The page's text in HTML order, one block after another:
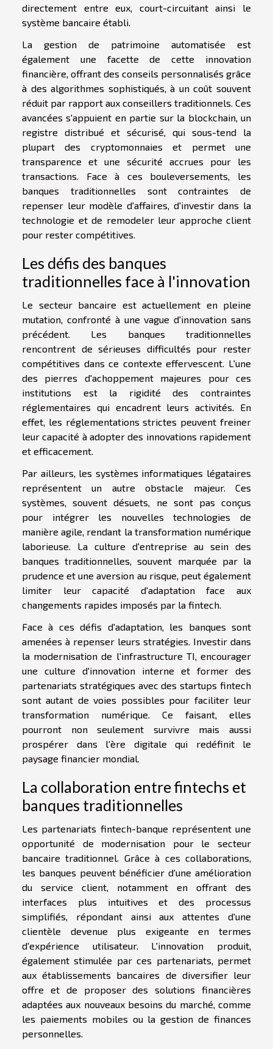
directement entre eux, court-circuitant ainsi le
système bancaire établi.
La gestion de patrimoine automatisée est
également une facette de cette innovation
financière, offrant des conseils personnalisés grâce
à des algorithmes sophistiqués, à un coût souvent
réduit par rapport aux conseillers traditionnels. Ces
avancées s'appuient en partie sur la blockchain, un
registre distribué et sécurisé, qui sous-tend la
plupart des cryptomonnaies et permet une
transparence et une sécurité accrues pour les
transactions. Face à ces bouleversements, les
banques traditionnelles sont contraintes de
repenser leur modèle d'affaires, d'investir dans la
technologie et de remodeler leur approche client
pour rester compétitives.
Les défis des banques
traditionnelles face à l'innovation
Le secteur bancaire est actuellement en pleine
mutation, confronté à une vague d'innovation sans
précédent. Les banques traditionnelles
rencontrent de sérieuses difficultés pour rester
compétitives dans ce contexte effervescent. L'une
des pierres d'achoppement majeures pour ces
institutions est la rigidité des contraintes
réglementaires qui encadrent leurs activités. En
effet, les réglementations strictes peuvent freiner
leur capacité à adopter des innovations rapidement
et efficacement.
Par ailleurs, les systèmes informatiques légataires
représentent un autre obstacle majeur. Ces
systèmes, souvent désuets, ne sont pas conçus
pour intégrer les nouvelles technologies de
manière agile, rendant la transformation numérique
laborieuse. La culture d'entreprise au sein des
banques traditionnelles, souvent marquée par la
prudence et une aversion au risque, peut également
limiter leur capacité d'adaptation face aux
changements rapides imposés par la fintech.
Face à ces défis d'adaptation, les banques sont
amenées à repenser leurs stratégies. Investir dans
la modernisation de l'infrastructure TI, encourager
une culture d'innovation interne et former des
partenariats stratégiques avec des startups fintech
sont autant de voies possibles pour faciliter leur
transformation numérique. Ce faisant, elles
pourront non seulement survivre mais aussi
prospérer dans l'ère digitale qui redéfinit le
paysage financier mondial.
La collaboration entre fintechs et
banques traditionnelles
Les partenariats fintech-banque représentent une
opportunité de modernisation pour le secteur
bancaire traditionnel. Grâce à ces collaborations,
les banques peuvent bénéficier d'une amélioration
du service client, notamment en offrant des
interfaces plus intuitives et des processus
simplifiés, répondant ainsi aux attentes d'une
clientèle devenue plus exigeante en termes
d'expérience utilisateur. L'innovation produit,
également stimulée par ces partenariats, permet
aux établissements bancaires de diversifier leur
offre et de proposer des solutions financières
adaptées aux nouveaux besoins du marché, comme
les paiements mobiles ou la gestion de finances
personnelles.